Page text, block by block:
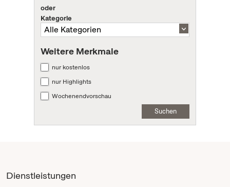
oder
Kategorie
Weitere Merkmale
nur kostenlos
nur Highlights
Wochenendvorschau
Suchen
Dienstleistungen